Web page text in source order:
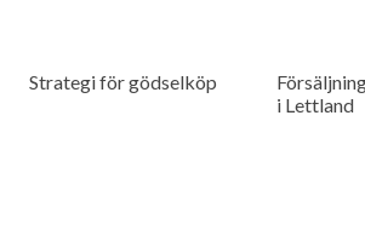
Strategi för gödselköp
i Lettland